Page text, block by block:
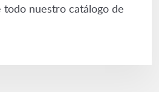
todo nuestro catálogo de